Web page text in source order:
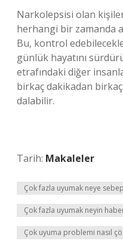
Narkolepsisi olan
herhangi bir zamanda
Bu, kontrol
günlük hayatını
etrafındaki diğer
birkaç dakikadan
dalabilir.
Tarih: Makaleler
Çok fazla uyumak neye
Çok fazla uyumak neyin
Çok uyuma problemi nasıl